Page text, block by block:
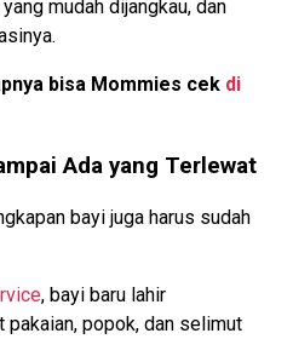
mudah dijangkau, dan
bisa Mommies cek di
Ada yang Terlewat
bayi juga harus sudah
, bayi baru lahir
popok, dan selimut